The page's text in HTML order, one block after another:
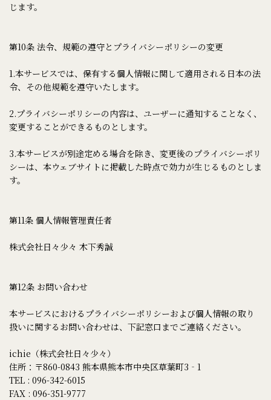
じます。
第10条 法令、規範の遵守とプライバシーポリシーの変更
1.本サービスでは、保有する個人情報に関して適用される日本の法
令、その他規範を遵守いたします。
2.プライバシーポリシーの内容は、ユーザーに通知することなく、
変更することができるものとします。
3.本サービスが別途定める場合を除き、変更後のプライバシーポリ
シーは、本ウェブサイトに掲載した時点で効力が生じるものとしま
す。
第11条 個人情報管理責任者
株式会社日々少々 木下秀誠
第12条 お問い合わせ
本サービスにおけるプライバシーポリシーおよび個人情報の取り
扱いに関するお問い合わせは、下記窓口までご連絡ください。
ichie（株式会社日々少々）
住所：〒860-0843 熊本県熊本市中央区草葉町3‐1
TEL : 096-342-6015
FAX : 096-351-9777